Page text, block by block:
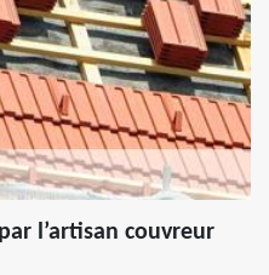
l’artisan couvreur